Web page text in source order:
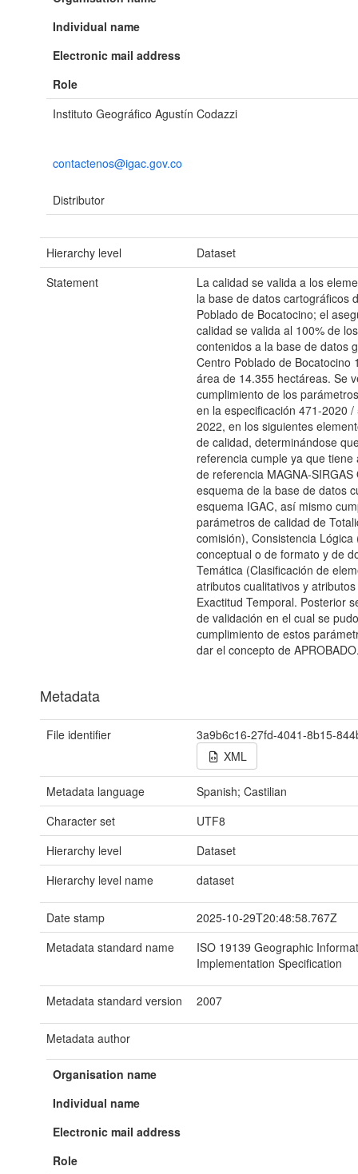
Individual name
Electronic mail address
Role
Instituto Geográfico Agustín Codazzi
contactenos@igac.gov.co
Distributor
Hierarchy level
Dataset
Statement
La calidad se valida a los
la base de datos cartográficos
Poblado de Bocatocino; el
calidad se valida al 100% de
contenidos a la base de datos
Centro Poblado de Bocatocino
área de 14.355 hectáreas. Se
cumplimiento de los
en la especificación 471-2020
2022, en los siguientes
de calidad, determinándose
referencia cumple ya que
de referencia MAGNA-
esquema de la base de datos
esquema IGAC, así mismo
parámetros de calidad de
comisión), Consistencia Lógica
conceptual o de formato y de
Temática (Clasificación de
atributos cualitativos y
Exactitud Temporal. Posterior
de validación en el cual se
cumplimiento de estos
dar el concepto de
Metadata
File identifier
3a9b6c16-27fd-4041-8b15-
XML
Metadata language
Spanish; Castilian
Character set
UTF8
Hierarchy level
Dataset
Hierarchy level name
dataset
Date stamp
2025-10-29T20:48:58.767Z
Metadata standard name
ISO 19139 Geographic
Implementation Specification
Metadata standard version 2007
Metadata author
Organisation name
Individual name
Electronic mail address
Role